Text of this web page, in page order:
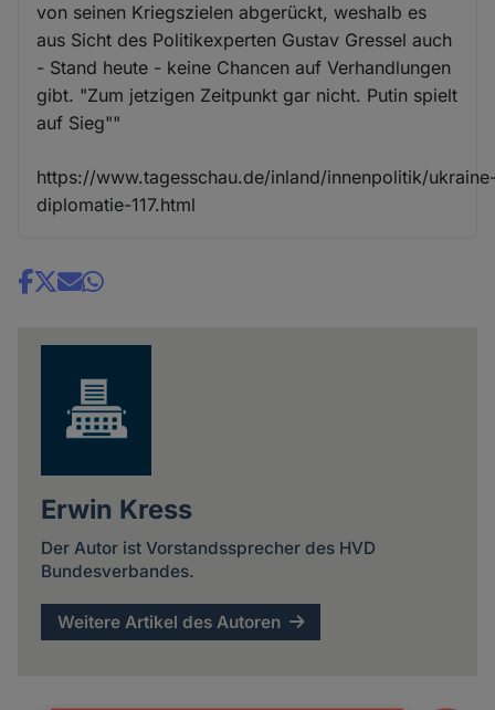
von seinen Kriegszielen abgerückt, weshalb es
aus Sicht des Politikexperten Gustav Gressel auch
- Stand heute - keine Chancen auf Verhandlungen
gibt. "Zum jetzigen Zeitpunkt gar nicht. Putin spielt
auf Sieg""
https://www.tagesschau.de/inland/innenpolitik/
diplomatie-117.html
Share
Erwin Kress
Der Autor ist Vorstandssprecher des HVD
Bundesverbandes.
Weitere Artikel des Autoren